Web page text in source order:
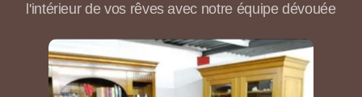
l'intérieur de vos rêves avec notre équipe dévouée